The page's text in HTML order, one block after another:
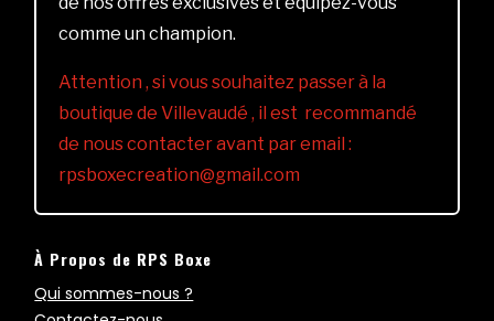
comme un champion.
Attention , si vous souhaitez passer à la
boutique de Villevaudé , il est recommandé
de nous contacter avant par email :
rpsboxecreation@gmail.com
À Propos de RPS Boxe
Qui sommes-nous ?